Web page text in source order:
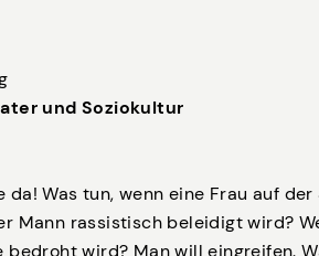
und Soziokultur
Was tun, wenn eine Frau auf
Mann rassistisch beleidigt wird?